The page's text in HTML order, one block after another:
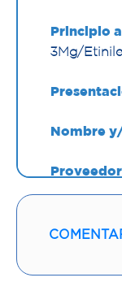
Principio
3Mg/
Nombre